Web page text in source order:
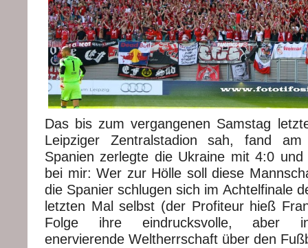
Das bis zum vergangenen Samstag
Leipziger Zentralstadion sah, fand
Spanien zerlegte die Ukraine mit 4:0
bei mir: Wer zur Hölle soll diese
die Spanier schlugen sich im Achtelfinale
letzten Mal selbst (der Profiteur hieß
Folge ihre eindrucksvolle, aber
enervierende Weltherrschaft über den